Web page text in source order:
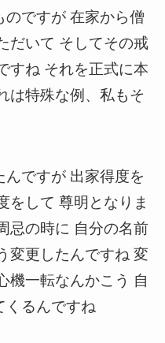
のですが 在家から僧
だいて そしてその戒
すね それを正式に本
は特殊な例、私もそ
ですが 出家得度を
をして 尊明となりま
忌の時に 自分の名前
変更したんですね 変
機一転なんかこう 自
くるんですね